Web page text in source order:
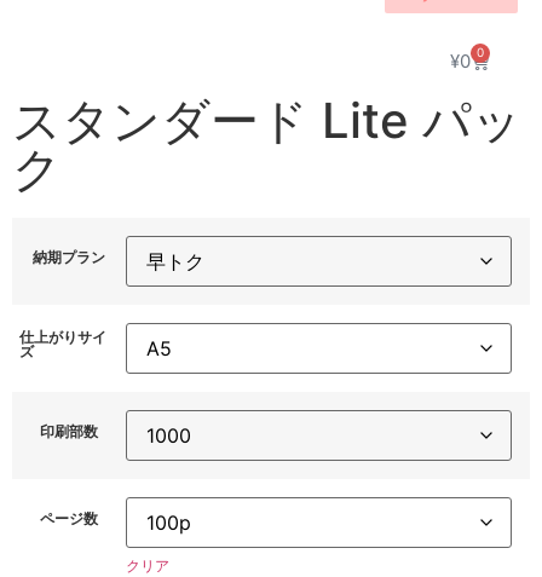
¥0 0
スタンダード Lite パッ
ク
納期プラン
仕上がりサイ
ズ
印刷部数
ページ数
クリア